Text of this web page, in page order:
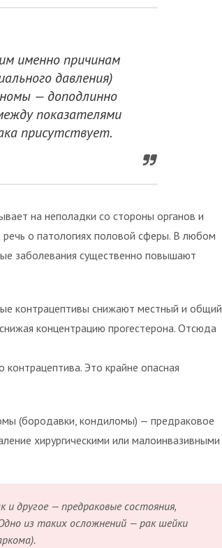
именно причинам
давления)
— доподлинно
показателями
присутствует.
на неполадки со стороны органов и
о патологиях половой сферы. В любом
заболевания существенно повышают
контрацептивы снижают местный и общий
концентрацию прогестерона. Отсюда
Это крайне опасная
(бородавки, кондиломы) — предраковое
хирургическими или малоинвазивными
другое — предраковые состояния,
из таких осложнений — рак шейки